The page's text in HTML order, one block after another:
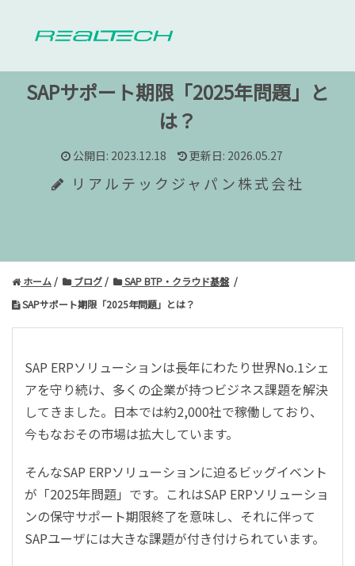
SAPサポート期限「2025年問題」と
は？
公開日: 2023.12.18 更新日: 2026.05.27
リアルテックジャパン株式会社
ホーム ブログ
SAP BTP・クラウド基盤
SAPサポート期限「2025年問題」とは？
SAP ERPソリューションは長年にわたり世界No.1シェ
アを守り続け、多くの企業が持つビジネス課題を解決
してきました。日本では約2,000社で稼働しており、
今もなおその市場は拡大しています。
そんなSAP ERPソリューションに迫るビッグイベント
が「2025年問題」です。これはSAP ERPソリューショ
ンの保守サポート期限終了を意味し、それに伴って
SAPユーザには大きな課題が付き付けられています。